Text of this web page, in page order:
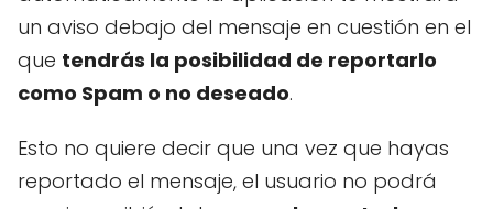
un aviso debajo del mensaje en cuestión en el
que tendrás la posibilidad de reportarlo
como Spam o no deseado.
Esto no quiere decir que una vez que hayas
reportado el mensaje, el usuario no podrá